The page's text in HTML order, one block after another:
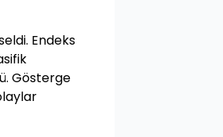
Endeks
Gösterge